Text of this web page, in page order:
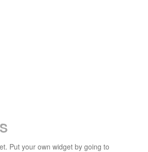
Put your own widget by going to